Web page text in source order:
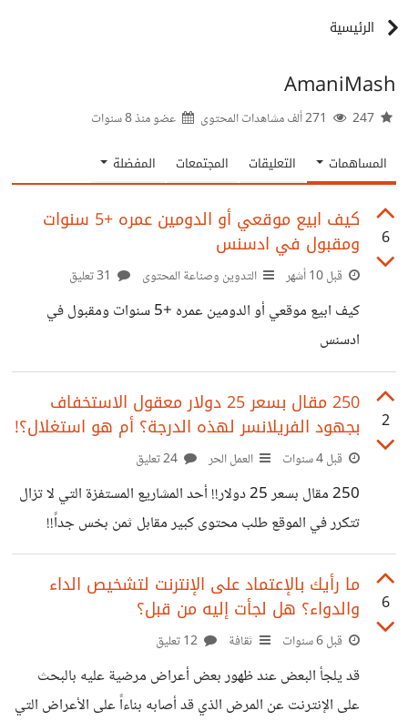
الرئيسية
AmaniMash
عضو منذ8 سنوات
المساهمات التعليقات المجتمعات المفضلة
6
كيف ابيع موقعي أو الدومين عمره +5 سنوات
ومقبول في ادسنس
قبل 10 أشهر التدوين وصناعة المحتوى
كيف ابيع موقعي أو الدومين عمره +5 سنوات ومقبول في
ادسنس
2
250 مقال بسعر 25 دولار معقول الاستخفاف
بجهود الفريلانسر لهذه الدرجة؟ أم هو استغلال؟!
قبل 4 سنوات العمل الحر
250 مقال بسعر 25 دولار!! أحد المشاريع المستفزة التي لا تزال
تتكرر في الموقع طلب محتوى كبير مقابل ثمن بخس جداً!!
والمستفز الأكبر من ذلك هو من يتقدمون للمشروع هل حقاً انت
بإمكانك قضاء الوقت أمام شاشة الحاسوب ليل نهار لكتابة هذا
اجرة الكهرباء واشتراك الإنترنت واستهلاك عمر جهاز الحاسوب
الافتراضي؟؟ ماذا عن ألم الظهر وألم اليدين وألم العيون والكثير
من الضغط النفسي لإرضاء العميل؟؟ الحديث عن الموضوع يطول
6
ما رأيك بالإعتماد على الإنترنت لتشخيص الداء
والدواء؟ هل لجأت إليه من قبل؟
قبل 6 سنوات ثقافة
قد يلجأ البعض عند ظهور بعض أعراض مرضية عليه بالبحث
على الإنترنت عن المرض الذي قد أصابه بناءاً على الأعراض التي